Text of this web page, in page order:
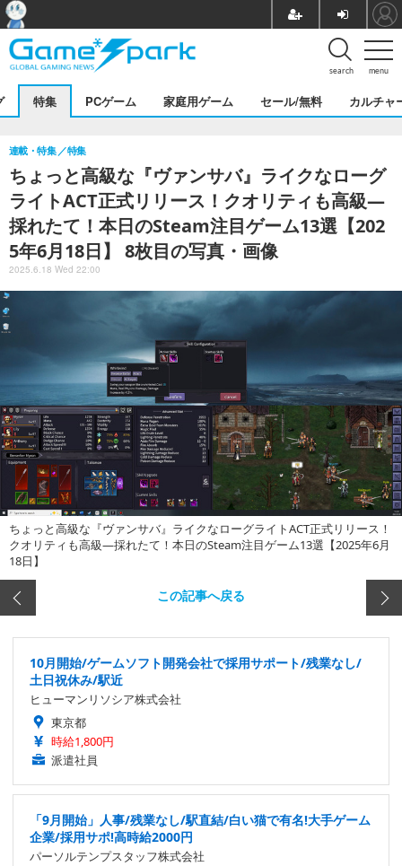
menu
search
特集 PCゲーム 家庭用ゲーム セール/無料 カルチャ
ちょっと高級な『ヴァンサバ』ライクなローグ
ライトACT正式リリース！クオリティも高級―
採れたて！本日のSteam注目ゲーム13選【202
5年6月18日】 8枚目の写真・画像
連載・特集 特集
2025.6.18 Wed 22:00
ちょっと高級な『ヴァンサバ』ライクなローグライトACT正式リリース！
クオリティも高級―採れたて！本日のSteam注目ゲーム13選【2025年6月
18日】
この記事へ戻る
10月開始/ゲームソフト開発会社で採用サポート/残業なし/
土日祝休み/駅近
ヒューマンリソシア株式会社
東京都
時給1,800円
派遣社員
「9月開始」人事/残業なし/駅直結/白い猫で有名!大手ゲーム
企業/採用サポ!高時給2000円
パーソルテンプスタッフ株式会社